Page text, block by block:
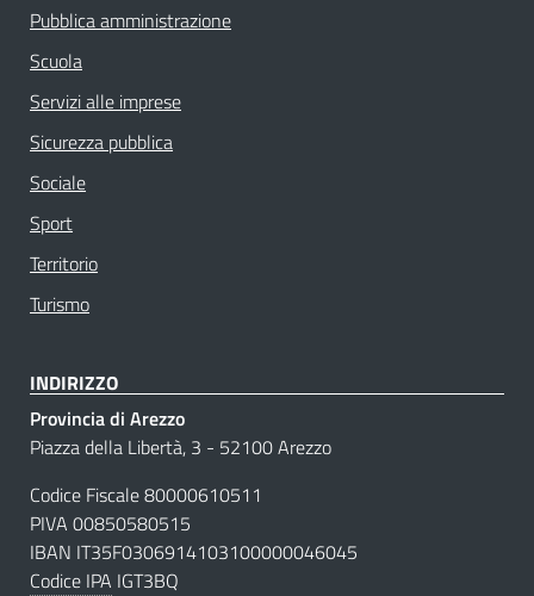
Pubblica amministrazione
Scuola
Servizi alle imprese
Sicurezza pubblica
Sociale
Sport
Territorio
Turismo
INDIRIZZO
Provincia di Arezzo
Piazza della Libertà, 3 - 52100 Arezzo
Codice Fiscale 80000610511
PIVA 00850580515
IBAN IT35F0306914103100000046045
Codice IPA IGT3BQ